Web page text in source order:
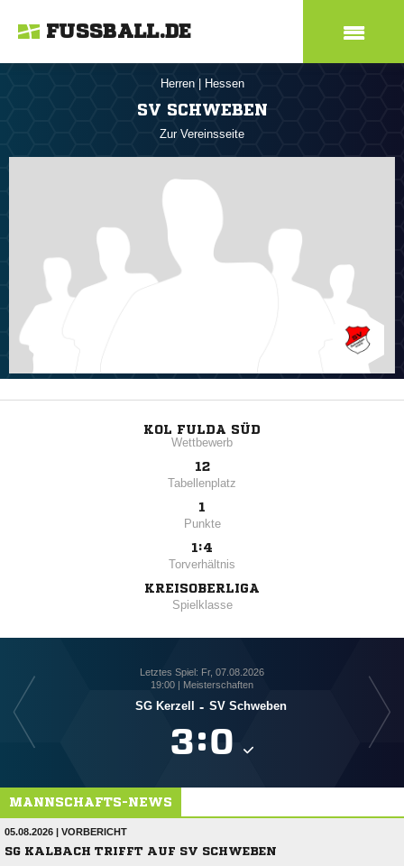
FUSSBALL.DE
Herren Hessen
SV SCHWEBEN
Zur Vereinsseite
KOL FULDA SÜD
Wettbewerb
12
Tabellenplatz
1
Punkte
1:4
Torverhältnis
KREISOBERLIGA
Spielklasse
Letztes Spiel: Fr, 07.08.2026
19:00 | Meisterschaften
SG Kerzell - SV Schweben
:
MANNSCHAFTS-NEWS
05.08.2026 | VORBERICHT
SG KALBACH TRIFFT AUF SV SCHWEBEN